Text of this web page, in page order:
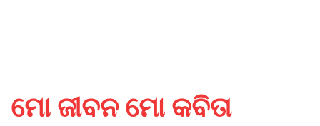
ମୋ ଜୀବନ ମୋ କବିତା